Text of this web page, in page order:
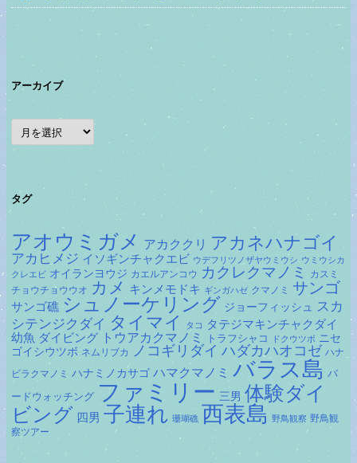
アーカイブ
ア
ー
カ
タグ
アオウミガメ アカククリ アカネハナゴイ
アカヒメジ イソギンチャクエビ ウデフリツノザヤウミウシ ウミウシカ
クレエビ オイランヨウジ カエルアンコウ カクレクマノミ
カスミ
チョウチョウウオ カメ キンメモドキ ギンガハゼ クマノミ サンゴ
サンゴ礁 シュノーケリング ジョーフィッシュ スカ
シテンジクダイ タイマイ タコ
タテジマキンチャクダイ
幼魚 ダイビング トウアカクマノミ トラフシャコ ドクウツボ ニセ
ゴイシウツボ ネムリブカ ノコギリダイ ハダカハオコゼ ハナ
ビラクマノミ ハナミノカサゴ ハマクマノミ バラス島 バ
ードウォッチング ファミリー 三男 体験ダイ
ビング 四男 子連れ 珊瑚礁 西表島 野鳥観察 野鳥観
察ツアー